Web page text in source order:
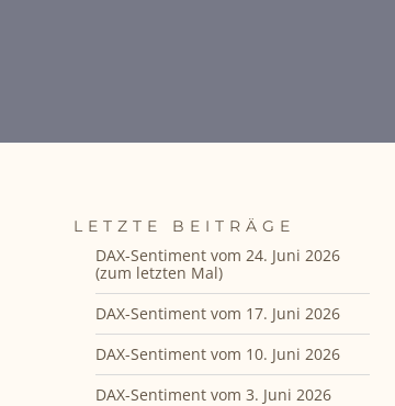
LETZTE BEITRÄGE
DAX-Sentiment vom 24. Juni 2026
(zum letzten Mal)
DAX-Sentiment vom 17. Juni 2026
DAX-Sentiment vom 10. Juni 2026
DAX-Sentiment vom 3. Juni 2026